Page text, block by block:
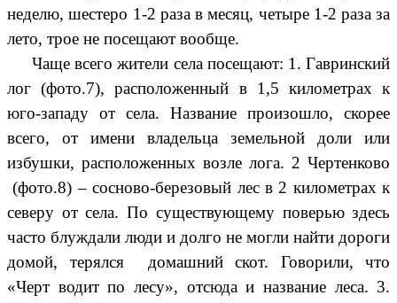
неделю, шестеро 1-2 раза в месяц, четыре 1-2 раза за
лето, трое не посещают вообще.
Чаще всего жители села посещают: 1. Гавринский
лог (фото.7), расположенный в 1,5 километрах к
юго-западу от села. Название произошло, скорее
всего, от имени владельца земельной доли или
избушки, расположенных возле лога. 2 Чертенково
(фото.8) – сосново-березовый лес в 2 километрах к
северу от села. По существующему поверью здесь
часто блуждали люди и долго не могли найти дороги
домой, терялся домашний скот. Говорили, что
«Черт водит по лесу», отсюда и название леса. 3.